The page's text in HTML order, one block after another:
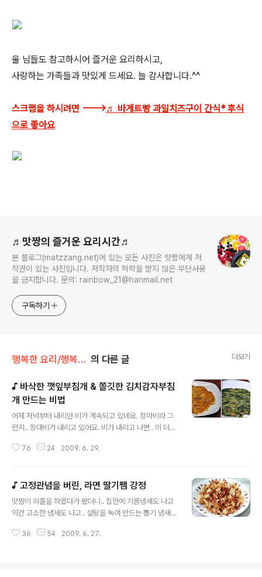
울 님들도 참고하시어 즐거운 요리하시고,
사랑하는 가족들과 맛있게 드세요. 늘 감사합니다.^^
스크랩을 하시려면 --->♬ 바게트빵 과일치즈구이 간식* 후식
으로 좋아요
♬맛짱의 즐거운 요리시간♬
본 블로그(matzzang.net)에 있는 모든 사진은 맛짱에게 저
작권이 있는 사진입니다. 저작자의 허락을 받지 않은 무단사용
을 금지합니다. 문의: rainbow_21@hanmail.net
구독하기
행복한 요리/행복한 간식 의 다른 글 더보기
♪ 바삭한 깻잎부침개 & 쫄깃한 김치감자부침
개 만드는 비법
어제 저녁부터 내리던 비가 계속되고 있네요. 장마비라 그
런지.. 장대비가 내리고 있어요. 비가 내리고 나면.. 이 더위
린후에는 조금.. 시원해 졌으면 하는 바램이 있네요. 비오는
밀가루나 부침가루만 있으면.. 집에 있는 재료를 이용하여
만들수 있는 아주 쉬운 먹거리중에 하나이지요. 맛짱에게
부침개는.. 간식도 되고.. 안주도 되고.. 또 반찬도 되요. 울
지나 만들어 보았어요. 하나는 바삭한 깻잎부침개, 다른 하
76 24 2009. 6. 29.
♪ 고정관념을 버린, 라면 딸기쨈 강정
맛짱이 외출을 하였다가 왔더니.. 집안에 기름냄새도 나고
약간 고소한 냄새도 나고.. 설탕을 녹여 만드는 뽑기 냄새도
기저기 라면가루에 접시에..한가득 늘어 놓았습니다. 무슨
36 54 2009. 6. 27.